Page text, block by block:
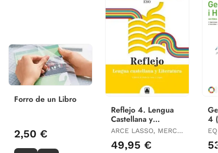
Forro de un Libro
2,50 €
Reflejo 4. Lengua
Castellana y
Literatura 4 eso
ARCE LASSO, MERCÈ
MOLA MARTÍ,
49,95 €
4